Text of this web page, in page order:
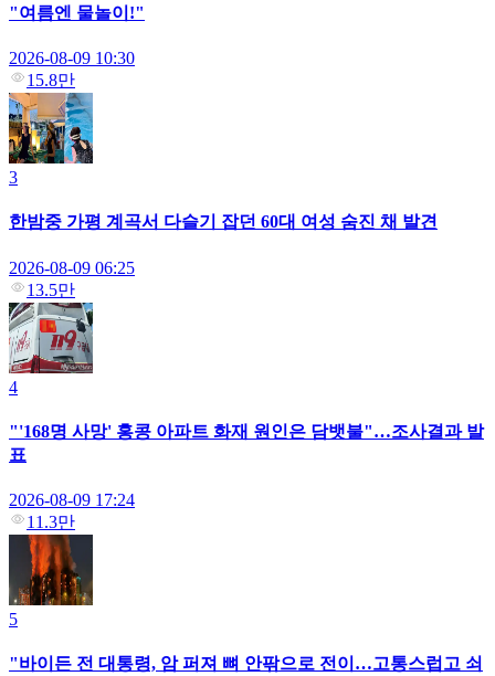
"여름엔 물놀이!"
2026-08-09 10:30
15.8만
3
한밤중 가평 계곡서 다슬기 잡던 60대 여성 숨진 채 발견
2026-08-09 06:25
13.5만
4
"'168명 사망' 홍콩 아파트 화재 원인은 담뱃불"…조사결과 발
표
2026-08-09 17:24
11.3만
5
"바이든 전 대통령, 암 퍼져 뼈 안팎으로 전이…고통스럽고 쇠